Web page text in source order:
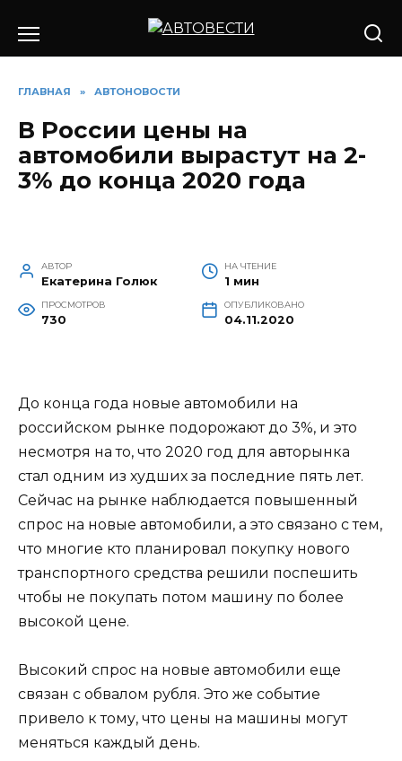
содержанию
ГЛАВНАЯ » АВТОНОВОСТИ
В России цены на
автомобили вырастут на 2-
3% до конца 2020 года
АВТОР
Екатерина Голюк
НА ЧТЕНИЕ
1 мин
ПРОСМОТРОВ
730
ОПУБЛИКОВАНО
04.11.2020
До конца года новые автомобили на
российском рынке подорожают до 3%, и это
несмотря на то, что 2020 год для авторынка
стал одним из худших за последние пять лет.
Сейчас на рынке наблюдается повышенный
спрос на новые автомобили, а это связано с тем,
что многие кто планировал покупку нового
транспортного средства решили поспешить
чтобы не покупать потом машину по более
высокой цене.
Высокий спрос на новые автомобили еще
связан с обвалом рубля. Это же событие
привело к тому, что цены на машины могут
меняться каждый день.